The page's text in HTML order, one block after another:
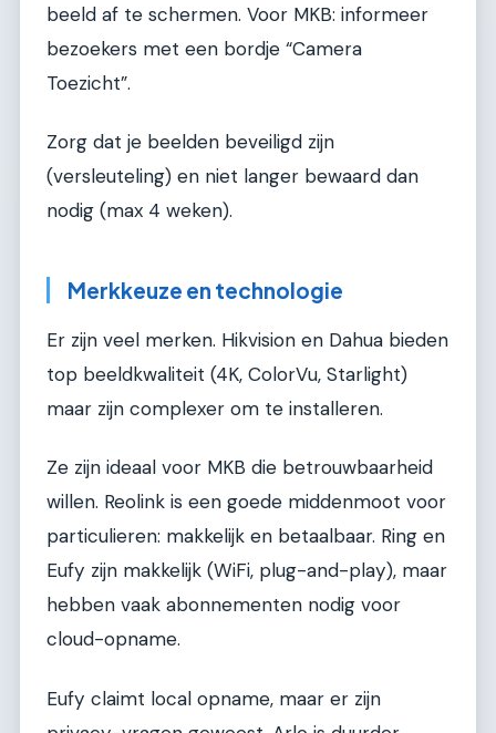
beeld af te schermen. Voor MKB: informeer
bezoekers met een bordje “Camera
Toezicht”.
Zorg dat je beelden beveiligd zijn
(versleuteling) en niet langer bewaard dan
nodig (max 4 weken).
Merkkeuze en technologie
Er zijn veel merken. Hikvision en Dahua bieden
top beeldkwaliteit (4K, ColorVu, Starlight)
maar zijn complexer om te installeren.
Ze zijn ideaal voor MKB die betrouwbaarheid
willen. Reolink is een goede middenmoot voor
particulieren: makkelijk en betaalbaar. Ring en
Eufy zijn makkelijk (WiFi, plug-and-play), maar
hebben vaak abonnementen nodig voor
cloud-opname.
Eufy claimt local opname, maar er zijn